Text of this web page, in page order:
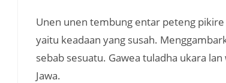
Unen unen tembung entar peteng
yaitu keadaan yang susah.
sebab sesuatu. Gawea tuladha ukara
Jawa.